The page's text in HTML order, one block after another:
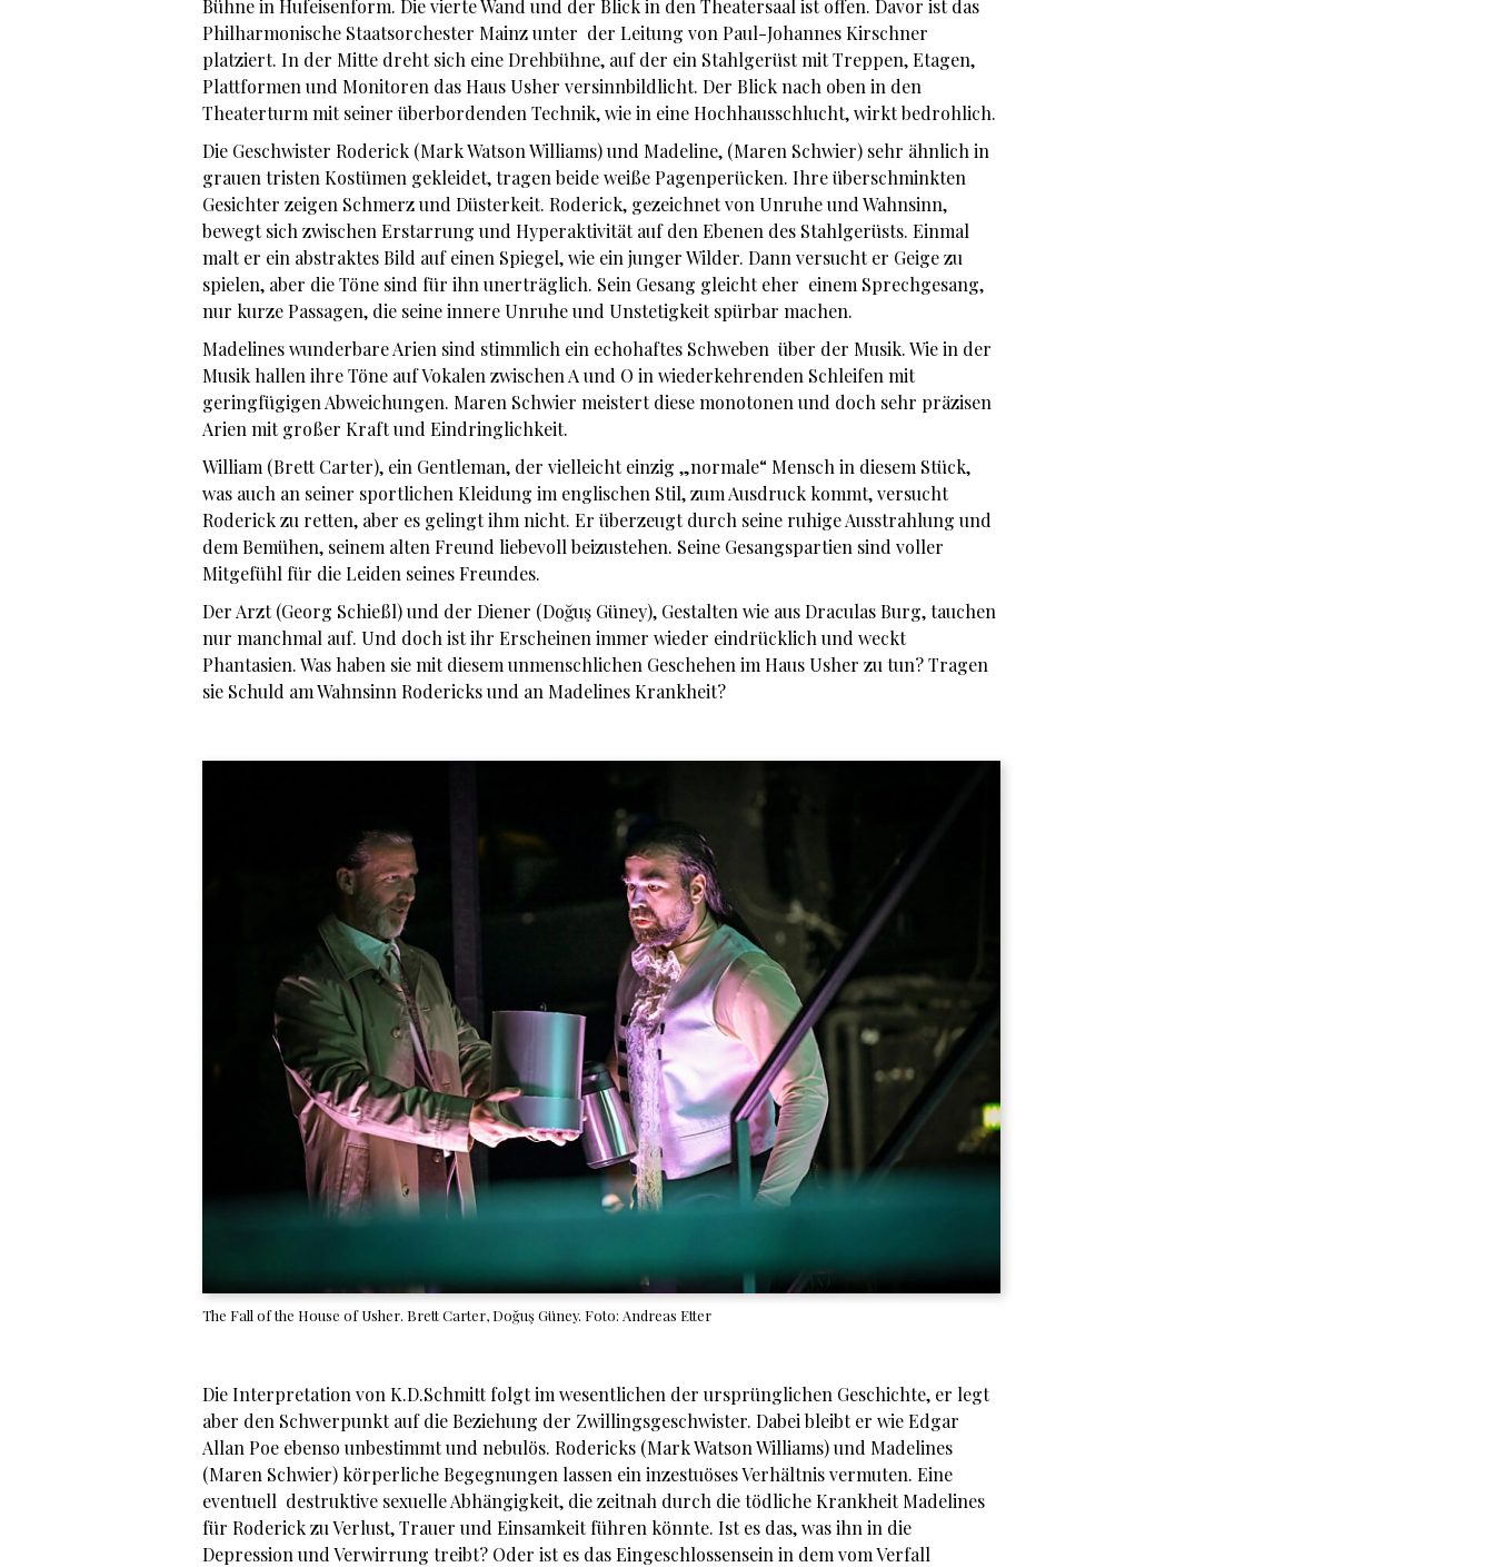
Bühne in Hufeisenform. Die vierte Wand und der Blick in den Theatersaal ist offen. Davor ist das
Philharmonische Staatsorchester Mainz unter der Leitung von Paul-Johannes Kirschner
platziert. In der Mitte dreht sich eine Drehbühne, auf der ein Stahlgerüst mit Treppen, Etagen,
Plattformen und Monitoren das Haus Usher versinnbildlicht. Der Blick nach oben in den
Theaterturm mit seiner überbordenden Technik, wie in eine Hochhausschlucht, wirkt bedrohlich.
Die Geschwister Roderick (Mark Watson Williams) und Madeline, (Maren Schwier) sehr ähnlich in
grauen tristen Kostümen gekleidet, tragen beide weiße Pagenperücken. Ihre überschminkten
Gesichter zeigen Schmerz und Düsterkeit. Roderick, gezeichnet von Unruhe und Wahnsinn,
bewegt sich zwischen Erstarrung und Hyperaktivität auf den Ebenen des Stahlgerüsts. Einmal
malt er ein abstraktes Bild auf einen Spiegel, wie ein junger Wilder. Dann versucht er Geige zu
spielen, aber die Töne sind für ihn unerträglich. Sein Gesang gleicht eher einem Sprechgesang,
nur kurze Passagen, die seine innere Unruhe und Unstetigkeit spürbar machen.
Madelines wunderbare Arien sind stimmlich ein echohaftes Schweben über der Musik. Wie in der
Musik hallen ihre Töne auf Vokalen zwischen A und O in wiederkehrenden Schleifen mit
geringfügigen Abweichungen. Maren Schwier meistert diese monotonen und doch sehr präzisen
Arien mit großer Kraft und Eindringlichkeit.
William (Brett Carter), ein Gentleman, der vielleicht einzig „normale“ Mensch in diesem Stück,
was auch an seiner sportlichen Kleidung im englischen Stil, zum Ausdruck kommt, versucht
Roderick zu retten, aber es gelingt ihm nicht. Er überzeugt durch seine ruhige Ausstrahlung und
dem Bemühen, seinem alten Freund liebevoll beizustehen. Seine Gesangspartien sind voller
Mitgefühl für die Leiden seines Freundes.
Der Arzt (Georg Schießl) und der Diener (Doğuş Güney), Gestalten wie aus Draculas Burg, tauchen
nur manchmal auf. Und doch ist ihr Erscheinen immer wieder eindrücklich und weckt
Phantasien. Was haben sie mit diesem unmenschlichen Geschehen im Haus Usher zu tun? Tragen
sie Schuld am Wahnsinn Rodericks und an Madelines Krankheit?
The Fall of the House of Usher. Brett Carter, Doğuş Güney. Foto: Andreas Etter
Die Interpretation von K.D.Schmitt folgt im wesentlichen der ursprünglichen Geschichte, er legt
aber den Schwerpunkt auf die Beziehung der Zwillingsgeschwister. Dabei bleibt er wie Edgar
Allan Poe ebenso unbestimmt und nebulös. Rodericks (Mark Watson Williams) und Madelines
(Maren Schwier) körperliche Begegnungen lassen ein inzestuöses Verhältnis vermuten. Eine
eventuell destruktive sexuelle Abhängigkeit, die zeitnah durch die tödliche Krankheit Madelines
für Roderick zu Verlust, Trauer und Einsamkeit führen könnte. Ist es das, was ihn in die
Depression und Verwirrung treibt? Oder ist es das Eingeschlossensein in dem vom Verfall